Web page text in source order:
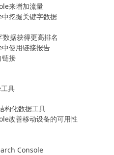
来增加流量
挖掘关键字数据
据获得更高排名
使用链接报告
链接
具
构化数据工具
改善移动设备的可用性
Console